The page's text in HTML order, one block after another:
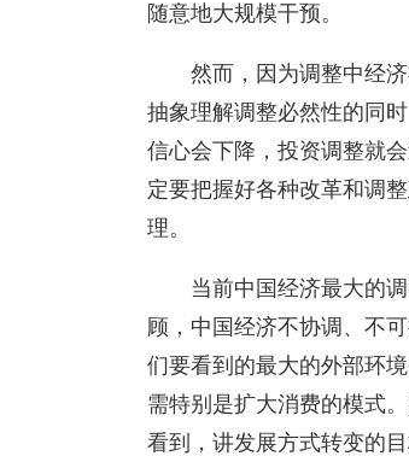
随意地大规模干预。
然而，因为调整中经
抽象理解调整必然性的同
信心会下降，投资调整就
定要把握好各种改革和调
理。
当前中国经济最大的
顾，中国经济不协调、不
们要看到的最大的外部环
需特别是扩大消费的模式
看到，讲发展方式转变的